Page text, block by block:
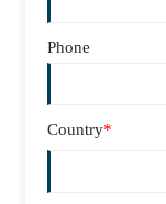
Phone
Country*